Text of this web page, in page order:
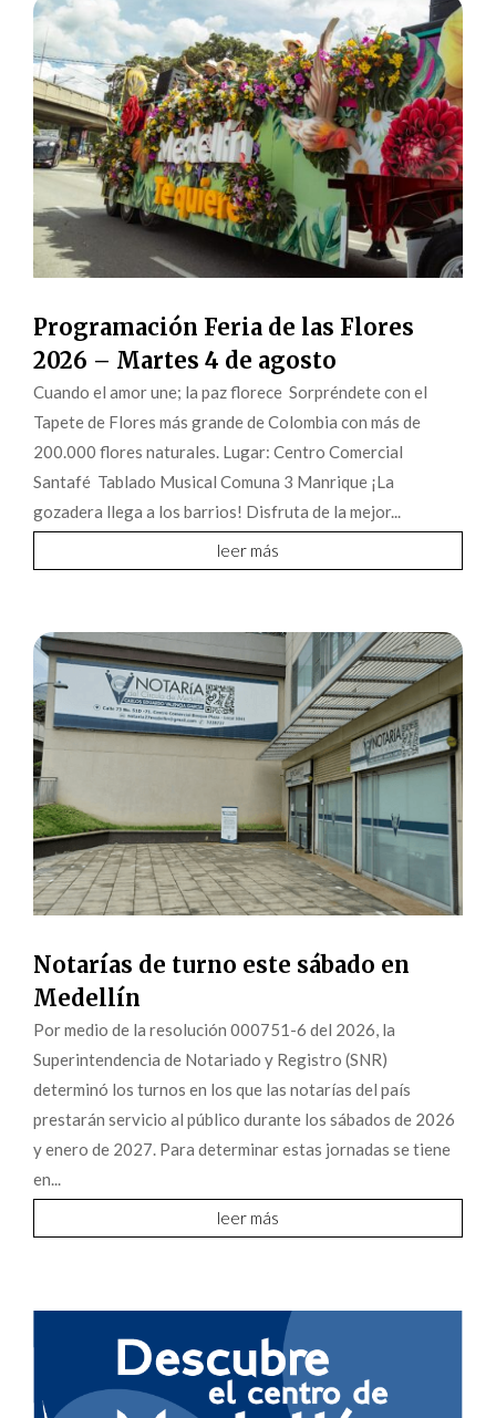
Programación Feria de las Flores
2026 – Martes 4 de agosto
Cuando el amor une; la paz florece Sorpréndete con el
Tapete de Flores más grande de Colombia con más de
200.000 flores naturales. Lugar: Centro Comercial
Santafé Tablado Musical Comuna 3 Manrique ¡La
gozadera llega a los barrios! Disfruta de la mejor...
leer más
Notarías de turno este sábado en
Medellín
Por medio de la resolución 000751-6 del 2026, la
Superintendencia de Notariado y Registro (SNR)
determinó los turnos en los que las notarías del país
prestarán servicio al público durante los sábados de 2026
y enero de 2027. Para determinar estas jornadas se tiene
en...
leer más